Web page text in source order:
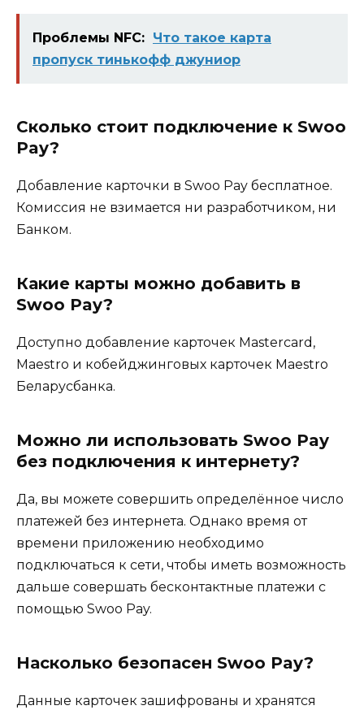
Проблемы NFC: Что такое карта
пропуск тинькофф джуниор
Сколько стоит подключение к Swoo
Pay?
Добавление карточки в Swoo Pay бесплатное.
Комиссия не взимается ни разработчиком, ни
Банком.
Какие карты можно добавить в
Swoo Pay?
Доступно добавление карточек Mastercard,
Maestro и кобейджинговых карточек Maestro
Беларусбанка.
Можно ли использовать Swoo Pay
без подключения к интернету?
Да, вы можете совершить определённое число
платежей без интернета. Однако время от
времени приложению необходимо
подключаться к сети, чтобы иметь возможность
дальше совершать бесконтактные платежи с
помощью Swoo Pay.
Насколько безопасен Swoo Pay?
Данные карточек зашифрованы и хранятся